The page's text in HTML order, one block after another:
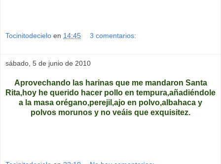
Tocinitodecielo en 14:45 3 comentarios:
sábado, 5 de junio de 2010
Aprovechando las harinas que me mandaron Santa
Rita,hoy he querido hacer pollo en tempura,añadiéndole
a la masa orégano,perejil,ajo en polvo,albahaca y
polvos morunos y no veáis que exquisitez.